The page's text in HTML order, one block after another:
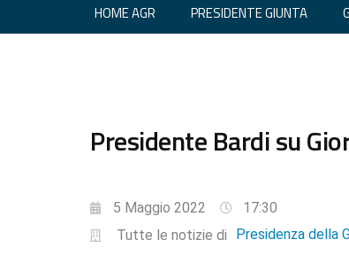
HOME AGR PRESIDENTE GIUNTA
Presidente Bardi su
5 Maggio 2022
17:30
Tutte le notizie di
Presidenza della